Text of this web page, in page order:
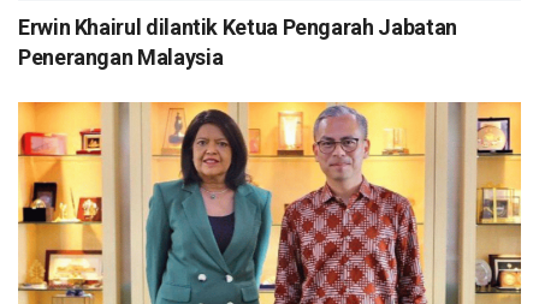
Erwin Khairul dilantik Ketua Pengarah Jabatan
Penerangan Malaysia